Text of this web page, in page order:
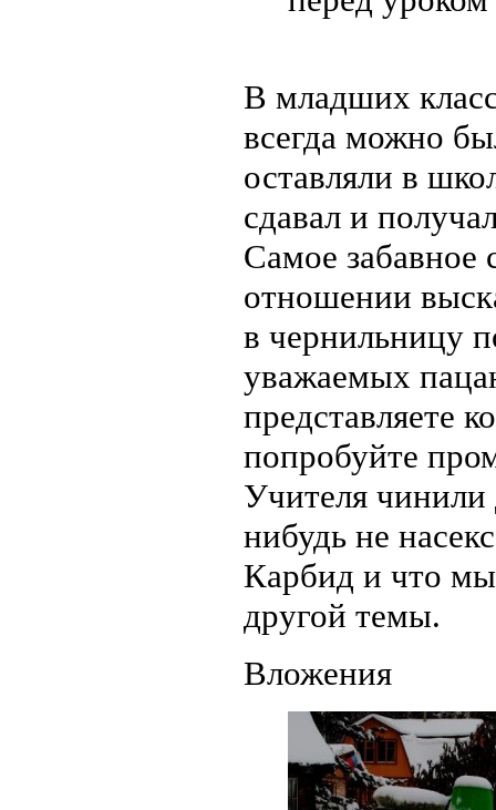
В младших
всегда можно
оставляли в
сдавал и
Самое забавное
отношении
в чернильницу
уважаемых
представляете
попробуйте
Учителя чинили
нибудь не
Карбид и что мы
другой темы.
Вложения